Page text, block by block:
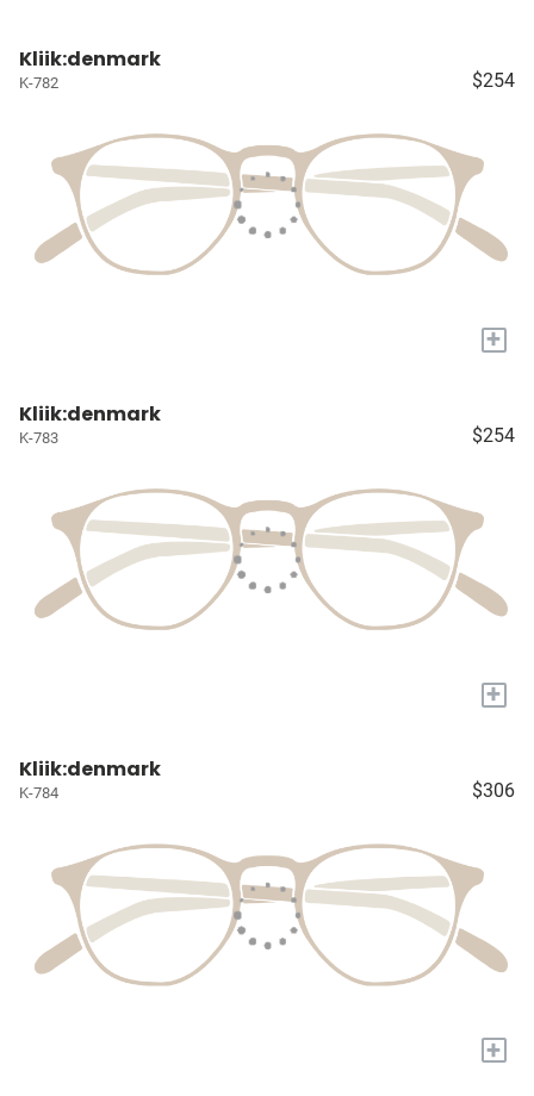
Kliik:denmark
K-782 $254
+
Kliik:denmark
K-783 $254
+
Kliik:denmark
K-784 $306
+